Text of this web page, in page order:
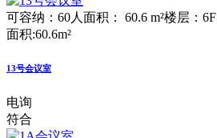
可容纳：60人 面积： 60.6 m²楼层：6F
面积:60.6m²
13号会议室
电询
符合